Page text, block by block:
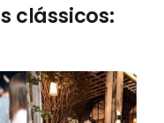
clássicos: